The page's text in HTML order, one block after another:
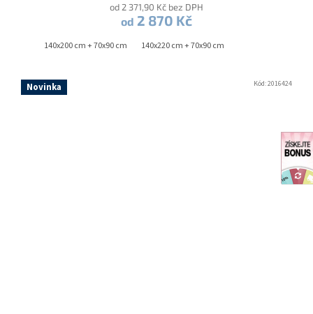
od 2 371,90 Kč bez DPH
od 2 870 Kč
140x200 cm + 70x90 cm 140x220 cm + 70x90 cm
Novinka Kód:2016424